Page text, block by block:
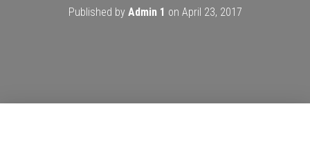
Published by Admin 1 on April 23, 2017